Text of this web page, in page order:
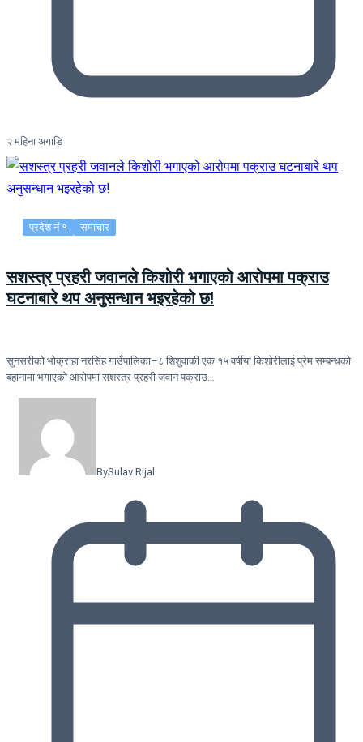
२ महिना अगाडि
प्रदेश नं १ समाचार
सशस्त्र प्रहरी जवानले किशोरी भगाएको आरोपमा पक्राउ
घटनाबारे थप अनुसन्धान भइरहेको छ!
सुनसरीको भोक्राहा नरसिंह गाउँपालिका–८ शिशुवाकी एक १५ वर्षीया किशोरीलाई प्रेम सम्बन्धको
बहानामा भगाएको आरोपमा सशस्त्र प्रहरी जवान पक्राउ…
BySulav Rijal